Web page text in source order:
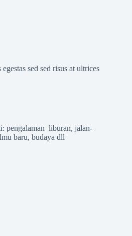
sed sed risus at ultrices
pengalaman liburan, jalan-
baru, budaya dll